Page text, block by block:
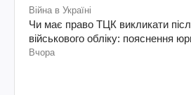
Війна в Україні
Чи має право ТЦК викликати
військового обліку: пояснення
Вчора